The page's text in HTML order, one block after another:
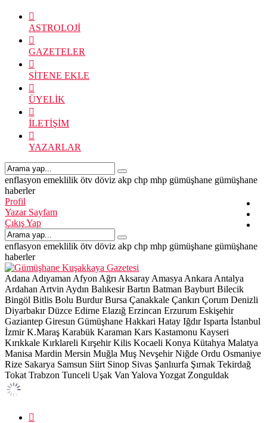
ASTROLOJİ
GAZETELER
SİTENE EKLE
ÜYELİK
İLETİŞİM
YAZARLAR
enflasyon emeklilik ötv döviz akp chp mhp gümüşhane gümüşhane
haberler
Profil
Yazar Sayfam
Çıkış Yap
enflasyon emeklilik ötv döviz akp chp mhp gümüşhane gümüşhane
haberler
Adana Adıyaman Afyon Ağrı Aksaray Amasya Ankara Antalya
Ardahan Artvin Aydın Balıkesir Bartın Batman Bayburt Bilecik
Bingöl Bitlis Bolu Burdur Bursa Çanakkale Çankırı Çorum Denizli
Diyarbakır Düzce Edirne Elazığ Erzincan Erzurum Eskişehir
Gaziantep Giresun Gümüşhane Hakkari Hatay Iğdır Isparta İstanbul
İzmir K.Maraş Karabük Karaman Kars Kastamonu Kayseri
Kırıkkale Kırklareli Kırşehir Kilis Kocaeli Konya Kütahya Malatya
Manisa Mardin Mersin Muğla Muş Nevşehir Niğde Ordu Osmaniye
Rize Sakarya Samsun Siirt Sinop Sivas Şanlıurfa Şırnak Tekirdağ
Tokat Trabzon Tunceli Uşak Van Yalova Yozgat Zonguldak